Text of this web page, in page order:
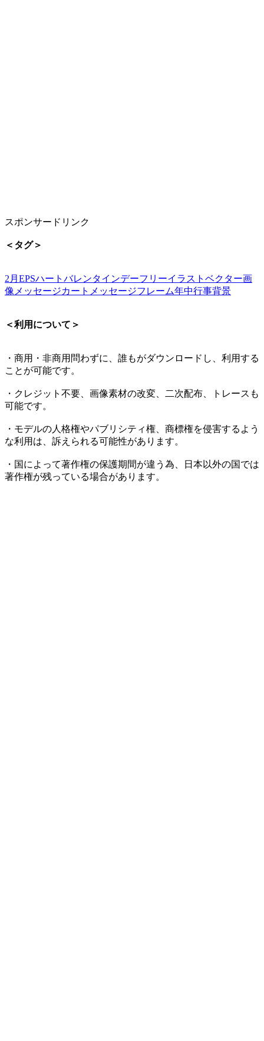
スポンサードリンク
＜タグ＞
2月 EPSハート バレンタインデーフリーイラスト ベクター画
像 メッセージカート メッセージフレーム年中行事背景
＜利用について＞
・商用・非商用問わずに、誰もがダウンロードし、利用する
ことが可能です。
・クレジット不要、画像素材の改変、二次配布、トレースも
可能です。
・モデルの人格権やパブリシティ権、商標権を侵害するよう
な利用は、訴えられる可能性があります。
・国によって著作権の保護期間が違う為、日本以外の国では
著作権が残っている場合があります。